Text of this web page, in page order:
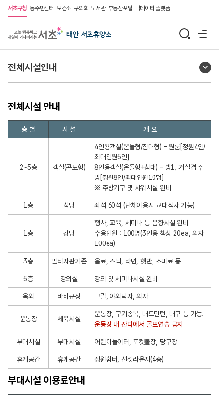
서초구청 동주민센터 보건소 구의회 도서관 부동산포털 빅데이터 플랫폼
전체시설안내
전체시설 안내
체
층 별 시 설 개 요
2~5층 객실(콘도형)
4인용객실(온돌형/침대형) - 원룸[정원4인/
최대인원5인]
8인용객실(온돌형+침대) - 방1, 거실겸 주
방[정원8인/최대인원10명]
※ 주방기구 및 샤워시설 완비
1층 식당 좌석 60석 (단체이용시 교대식사 가능)
1층 강당
행사, 교육, 세미나 등 음향시설 완비
수용인원 : 100명(3인용 책상 20ea, 의자
100ea)
3층 멀티자판기존 음료, 스낵, 라면, 햇반, 조미료 등
5층 강의실 강의 및 세미나시설 완비
옥외 바비큐장 그릴, 야외탁자, 의자
운동장 체육시설
운동장, 구기종목, 배드민턴, 배구 등 가능.
운동장 내 잔디에서 골프연습 금지
부대시설 부대시설 어린이놀이터, 포켓볼장, 당구장
휴게공간 휴게공간 정원쉼터, 선셋라운지(4층)
부대시설 이용료안내